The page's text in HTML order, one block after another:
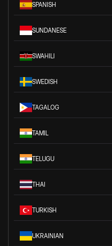
SPANISH
SUNDANESE
SWAHILI
SWEDISH
TAGALOG
TAMIL
TELUGU
THAI
TURKISH
UKRAINIAN